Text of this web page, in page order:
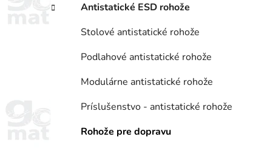
Antistatické ESD rohože
Stolové antistatické rohože
Podlahové antistatické rohože
Modulárne antistatické rohože
Príslušenstvo - antistatické rohože
Rohože pre dopravu